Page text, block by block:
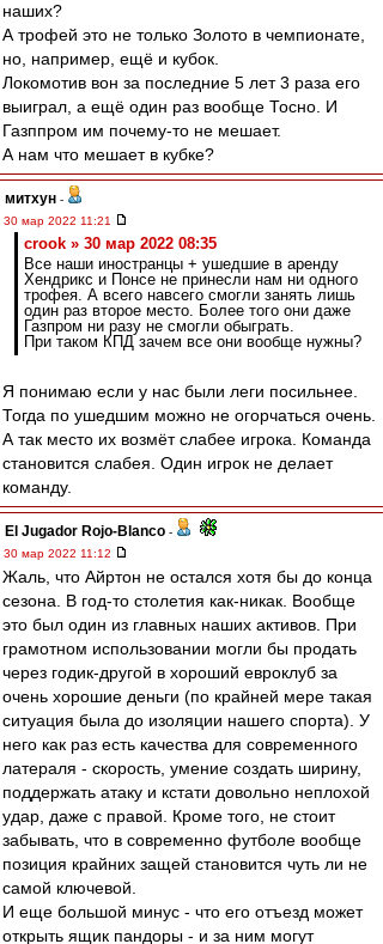
наших?
А трофей это не только Золото в чемпионате,
но, например, ещё и кубок.
Локомотив вон за последние 5 лет 3 раза его
выиграл, а ещё один раз вообще Тосно. И
Газппром им почему-то не мешает.
А нам что мешает в кубке?
митхун -
30 мар 2022 11:21
crook » 30 мар 2022 08:35
Все наши иностранцы + ушедшие в аренду
Хендрикс и Понсе не принесли нам ни одного
трофея. А всего навсего смогли занять лишь
один раз второе место. Более того они даже
Газпром ни разу не смогли обыграть.
При таком КПД зачем все они вообще нужны?
Я понимаю если у нас были леги посильнее.
Тогда по ушедшим можно не огорчаться очень.
А так место их возмёт слабее игрока. Команда
становится слабея. Один игрок не делает
команду.
El Jugador Rojo-Blanco -
30 мар 2022 11:12
Жаль, что Айртон не остался хотя бы до конца
сезона. В год-то столетия как-никак. Вообще
это был один из главных наших активов. При
грамотном использовании могли бы продать
через годик-другой в хороший евроклуб за
очень хорошие деньги (по крайней мере такая
ситуация была до изоляции нашего спорта). У
него как раз есть качества для современного
латераля - скорость, умение создать ширину,
поддержать атаку и кстати довольно неплохой
удар, даже с правой. Кроме того, не стоит
забывать, что в современно футболе вообще
позиция крайних защей становится чуть ли не
самой ключевой.
И еще большой минус - что его отъезд может
открыть ящик пандоры - и за ним могут